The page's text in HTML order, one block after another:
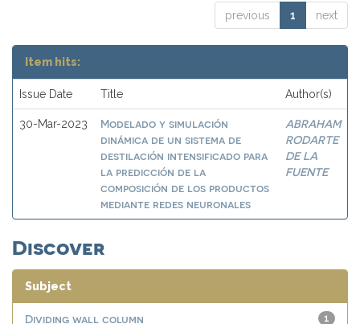
previous 1 next
Item hits:
Issue Date Title Author(s)
30-Mar-2023
Modelado y simulación
dinámica de un sistema de
destilación intensificado para
la predicción de la
composición de los productos
mediante redes neuronales
ABRAHAM
RODARTE
DE LA
FUENTE
Discover
Subject
1
Dividing wall column